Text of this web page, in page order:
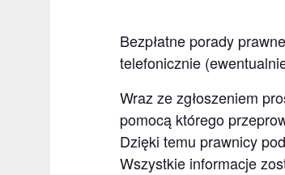
Bezpłatne porady
telefonicznie
Wraz ze zgłoszeniem
pomocą którego
Dzięki temu prawnicy
Wszystkie informacje